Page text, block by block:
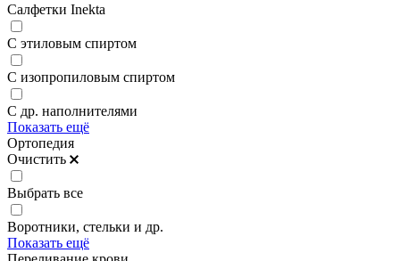
Салфетки Inekta
С этиловым спиртом
С изопропиловым спиртом
С др. наполнителями
Показать ещё
Ортопедия
Очистить
Выбрать все
Воротники, стельки и др.
Показать ещё